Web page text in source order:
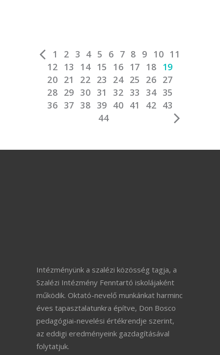
1 2 3 4 5 6 7 8 9 10 11
12
13 14 15 16 17 18 19
20 21 22 23 24 25 26 27
28 29 30 31 32 33 34 35
36 37 38 39 40 41 42 43
44
éves tapasztalatunkra építve, Don Bosco
pedagógiai-nevelési értékrendje szerint,
az eddigi eredményeink gazdagításával
folytatjuk.
Tovább…
+36 1 883-3655